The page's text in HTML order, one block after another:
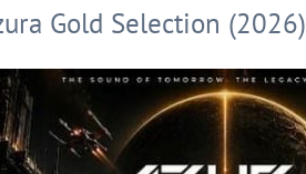
Gold Selection (2026)